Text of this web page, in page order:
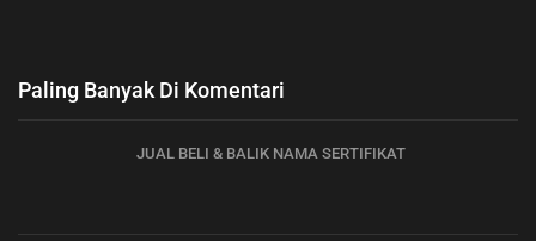
Paling Banyak Di Komentari
JUAL BELI & BALIK NAMA SERTIFIKAT